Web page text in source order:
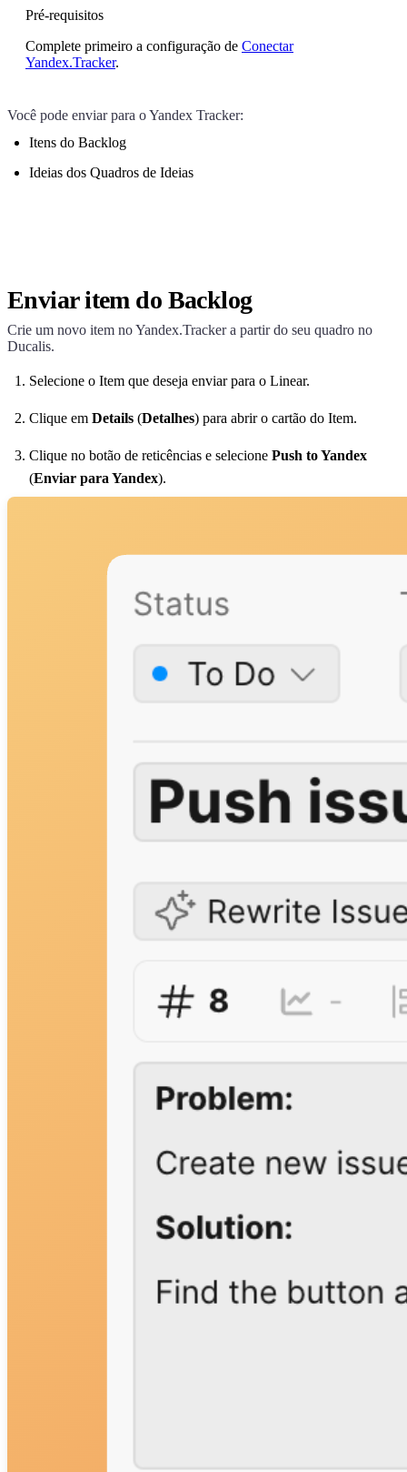
Pré-requisitos
Complete primeiro a configuração de Conectar
Yandex.Tracker.
Você pode enviar para o Yandex Tracker:
Itens do Backlog
Ideias dos Quadros de Ideias
Enviar item do Backlog
Crie um novo item no Yandex.Tracker a partir do seu quadro no
Ducalis.
Selecione o Item que deseja enviar para o Linear.
Clique em Details (Detalhes) para abrir o cartão do Item.
Clique no botão de reticências e selecione Push to Yandex
(Enviar para Yandex).